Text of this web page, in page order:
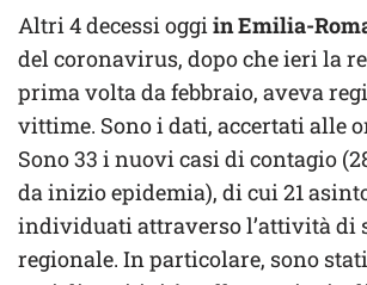
Altri 4 decessi oggiin Emilia-
del coronavirus, dopo che ieri la
prima volta da febbraio, aveva
vittime. Sono i dati, accertati alle
Sono 33 i nuovi casi di contagio
da inizio epidemia), di cui 21
individuati attraverso l’attività di
regionale. In particolare, sono